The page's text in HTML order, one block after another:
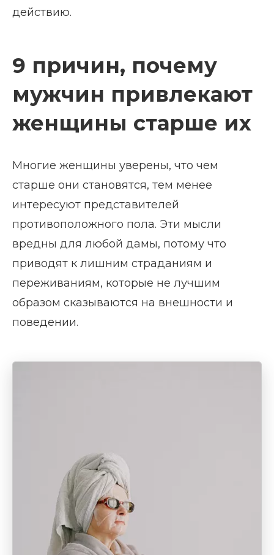
действию.
9 причин, почему
мужчин привлекают
женщины старше их
Многие женщины уверены, что чем
старше они становятся, тем менее
интересуют представителей
противоположного пола. Эти мысли
вредны для любой дамы, потому что
приводят к лишним страданиям и
переживаниям, которые не лучшим
образом сказываются на внешности и
поведении.